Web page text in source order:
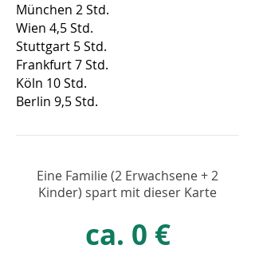
München 2 Std.
Wien 4,5 Std.
Stuttgart 5 Std.
Frankfurt 7 Std.
Köln 10 Std.
Berlin 9,5 Std.
Eine Familie (2 Erwachsene + 2
Kinder) spart mit dieser Karte
ca. 0 €